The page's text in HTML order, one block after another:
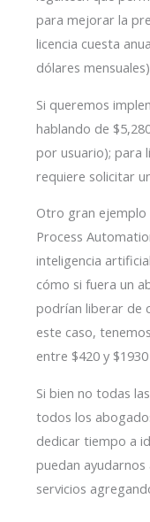
para mejorar la
licencia cuesta
dólares
Si queremos
hablando de
por usuario); para
requiere solicitar
Otro gran ejemplo
Process
inteligencia
cómo si fuera un
podrían liberar de
este caso,
entre $420 y
Si bien no todas
todos los
dedicar tiempo a
puedan
servicios